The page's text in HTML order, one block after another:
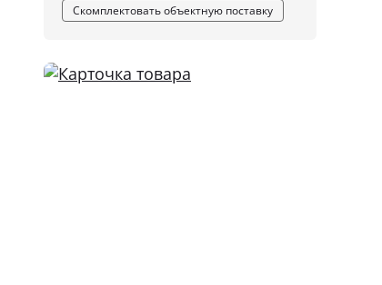
Скомплектовать объектную поставку